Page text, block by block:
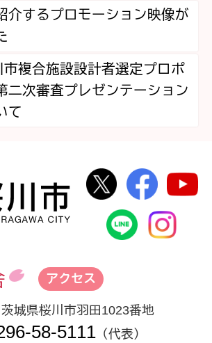
介するプロモーション映像が
市複合施設設計者選定プロポ
次審査プレゼンテーション
て
桜川市
桜川市公式
桜川
桜川市公
アクセス
城県桜川市羽田1023番地
58-5111 （代表）